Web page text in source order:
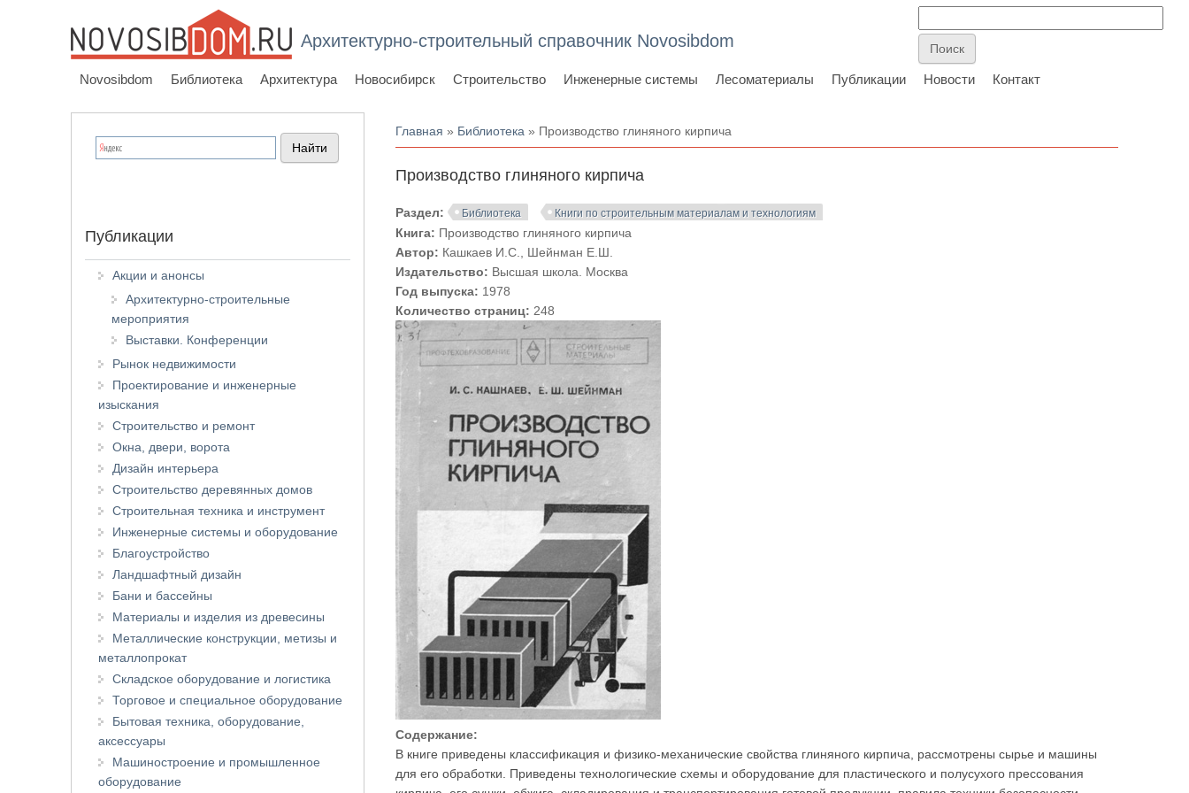
Архитектурно-строительный справочник Novosibdom
Novosibdom Библиотека Архитектура Новосибирск Строительство Инженерные системы Лесоматериалы Публикации Новости Контакт
Вы здесь
Главная » Библиотека » Производство глиняного кирпича
Производство глиняного кирпича
Раздел: Библиотека Книги по строительным материалам и технологиям
Книга: Производство глиняного кирпича
Автор: Кашкаев И.С., Шейнман Е.Ш.
Издательство: Высшая школа. Москва
Год выпуска: 1978
Количество страниц: 248
Содержание:
В книге приведены классификация и физико-механические свойства глиняного кирпича, рассмотрены сырье и машины
для его обработки. Приведены технологические схемы и оборудование для пластического и полусухого прессования
Публикации
Акции и анонсы
Архитектурно-строительные
мероприятия
Выставки. Конференции
Рынок недвижимости
Проектирование и инженерные
изыскания
Строительство и ремонт
Окна, двери, ворота
Дизайн интерьера
Строительство деревянных домов
Строительная техника и инструмент
Инженерные системы и оборудование
Благоустройство
Ландшафтный дизайн
Бани и бассейны
Материалы и изделия из древесины
Металлические конструкции, метизы и
металлопрокат
Складское оборудование и логистика
Торговое и специальное оборудование
Бытовая техника, оборудование,
аксессуары
Машиностроение и промышленное
оборудование